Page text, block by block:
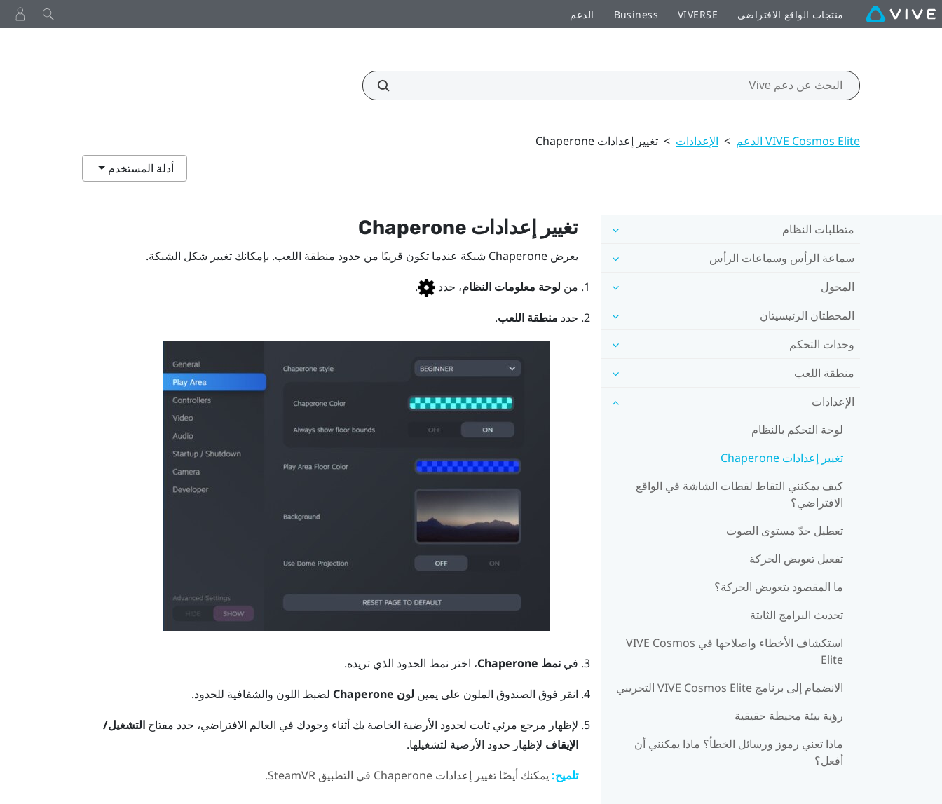
منتجات الواقع الافتراضي VIVERSE
Business الدعم
VIVE Cosmos Elite الدعم > الإعدادات > تغيير إعدادات Chaperone
أدلة المستخدم
متطلبات النظام
سماعة الرأس وسماعات الرأس
المحول
المحطتان الرئيسيتان
وحدات التحكم
منطقة اللعب
الإعدادات
لوحة التحكم بالنظام
تغيير إعدادات Chaperone
كيف يمكنني التقاط لقطات الشاشة في الواقع
الافتراضي؟
تعطيل حدّ مستوى الصوت
تفعيل تعويض الحركة
ما المقصود بتعويض الحركة؟
تحديث البرامج الثابتة
استكشاف الأخطاء واصلاحها في VIVE Cosmos
Elite
الانضمام إلى برنامج VIVE Cosmos Elite التجريبي
رؤية بيئة محيطة حقيقية
ماذا تعني رموز ورسائل الخطأ؟ ماذا يمكنني أن
أفعل؟
تغيير إعدادات Chaperone
يعرض Chaperone شبكة عندما تكون قريبًا من حدود منطقة اللعب. بإمكانك تغيير شكل الشبكة.
من لوحة معلومات النظام، حدد .
حدد منطقة اللعب.
في نمط Chaperone
، اختر نمط الحدود الذي تريده.
انقر فوق الصندوق الملون على يمين لون Chaperone
لضبط اللون والشفافية للحدود.
لإظهار مرجع مرئي ثابت لحدود الأرضية الخاصة بك أثناء وجودك في العالم الافتراضي، حدد مفتاح التشغيل/
الإيقاف لإظهار حدود الأرضية لتشغيلها.
تلميح:يمكنك أيضًا تغيير إعدادات Chaperone في التطبيق SteamVR
.